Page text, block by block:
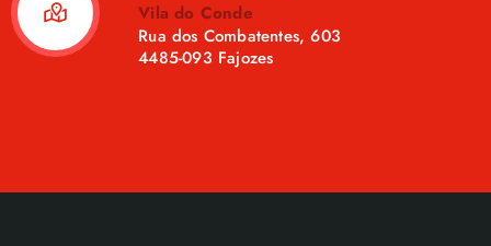
Vila do Conde
Rua dos Combatentes, 603
4485-093 Fajozes